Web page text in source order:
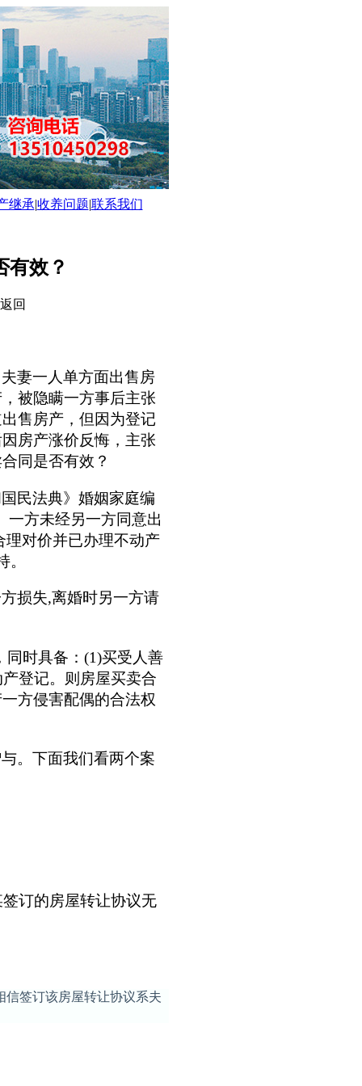
继承|收养问题|联系我们
有效？
返回
妻一人单方面出售房
被隐瞒一方事后主张
售房产，但因为登记
房产涨价反悔，主张
同是否有效？
民法典》婚姻家庭编
一方未经另一方同意出
对价并已办理不动产
损失,离婚时另一方请
时具备： (1)买受人善
登记。则房屋买卖合
方侵害配偶的合法权
。下面我们看两个案
订的房屋转让协议无
信签订该房屋转让协议系夫